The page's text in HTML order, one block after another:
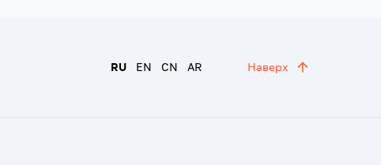
RU EN CN AR Наверх